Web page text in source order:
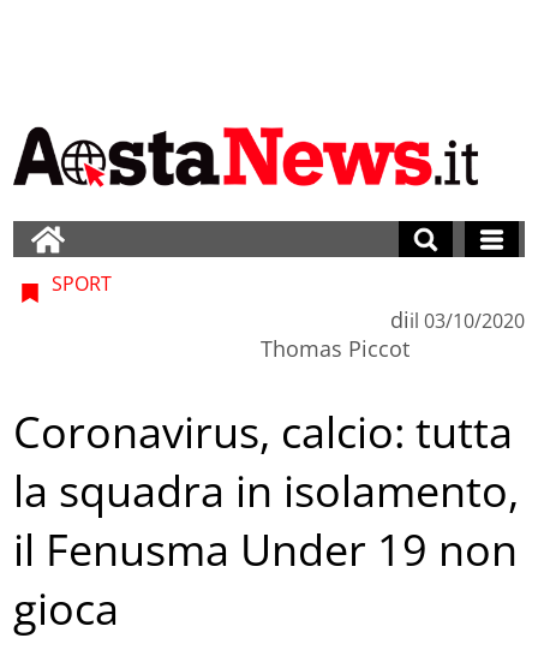
SPORT
di
Thomas Piccot
il 03/10/2020
Coronavirus, calcio: tutta
la squadra in isolamento,
il Fenusma Under 19 non
gioca